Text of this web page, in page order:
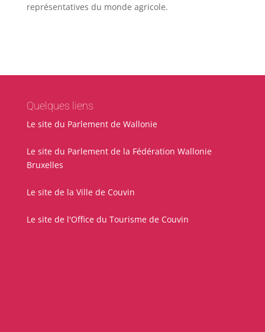
représentatives du monde agricole.
Quelques liens
Le site du Parlement de Wallonie
Le site du Parlement de la Fédération Wallonie
Bruxelles
Le site de la Ville de Couvin
Le site de l'Office du Tourisme de Couvin